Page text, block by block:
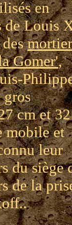
en
de Louis
des
Gomer',
gros
cm et 32
mobile et
leur
du siège
de la